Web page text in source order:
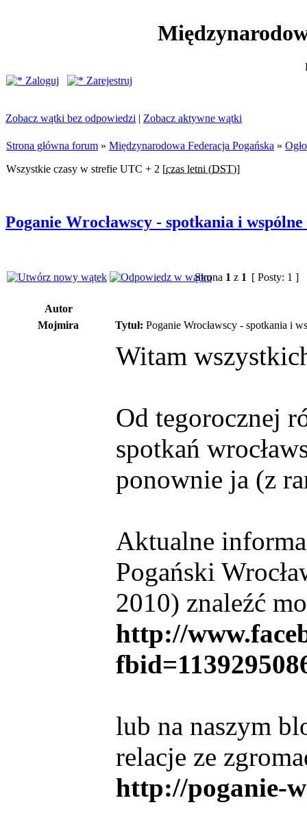
Zaloguj
Zarejestruj
Zobacz wątki bez odpowiedzi | Zobacz aktywne wątki
Strona główna forum » Międzynarodowa Federacja Pogańska »
Wszystkie czasy w strefie UTC + 2 [czas letni (DST)]
Poganie Wrocławscy - spotkania i
Strona 1 z 1 [ Posty: 1 ]
Autor
Mojmira
Tytuł: Poganie Wrocławscy - spotkania i
Witam
Od tegorocznej
spotkań
ponownie ja (z
Aktualne
Pogański
2010) znaleźć
http://
lub na naszym
relacje ze
http://poganie-